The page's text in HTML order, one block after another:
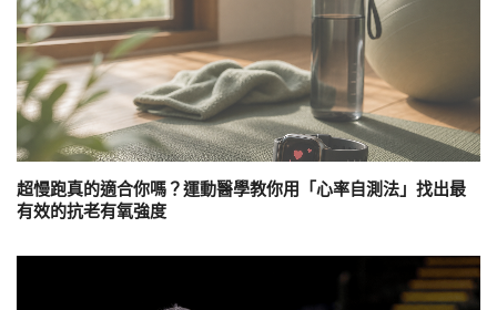
超慢跑真的適合你嗎？運動醫學教你用「心率自測法」找出最
有效的抗老有氧強度